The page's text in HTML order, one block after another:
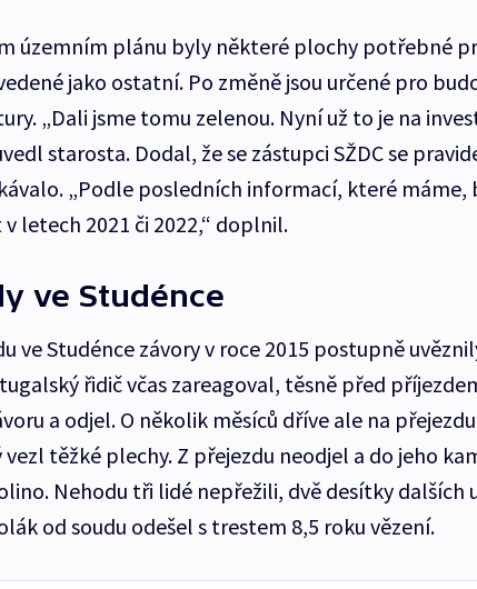
územním plánu byly některé plochy potřebné
jako ostatní. Po změně jsou určené pro
„Dali jsme tomu zelenou. Nyní už to je na
starosta. Dodal, že se zástupci SŽDC se
„Podle posledních informací, které máme,
letech 2021 či 2022,“ doplnil.
ve Studénce
ve Studénce závory v roce 2015 postupně
řidič včas zareagoval, těsně před
a odjel. O několik měsíců dříve ale na
vezl těžké plechy. Z přejezdu neodjel a do jeho
Nehodu tři lidé nepřežili, dvě desítky dalších
od soudu odešel s trestem 8,5 roku vězení.